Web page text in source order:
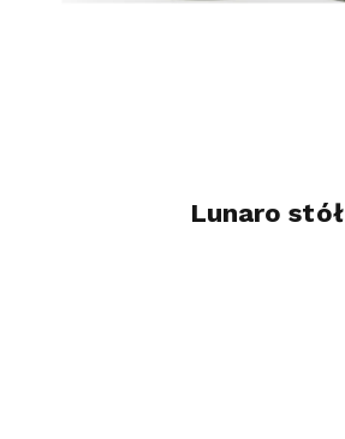
Lunaro stół